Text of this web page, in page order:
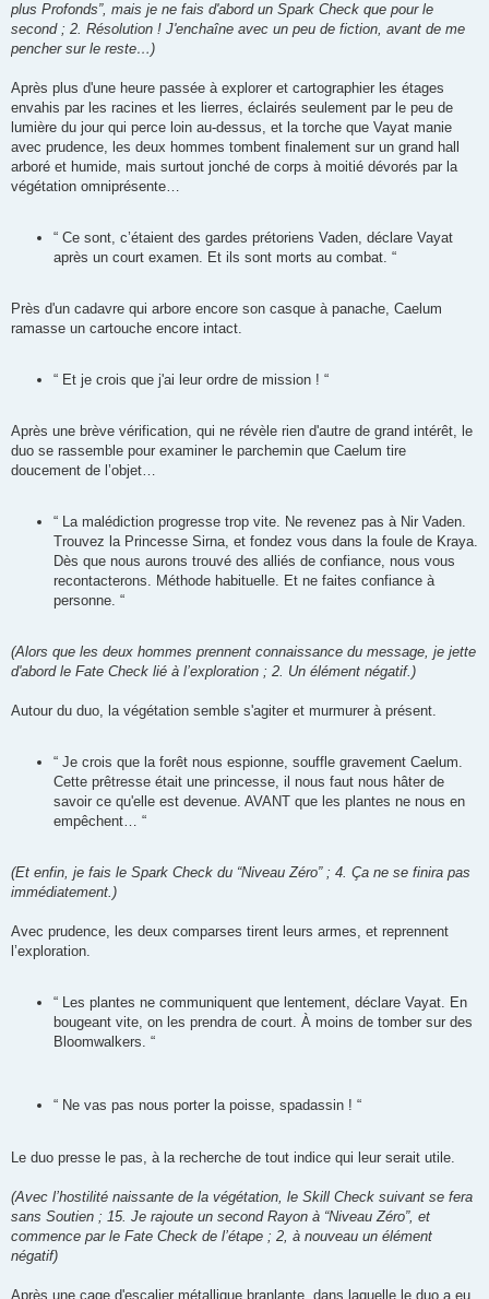
plus Profonds”, mais je ne fais d'abord un Spark Check que pour le
second ; 2. Résolution ! J'enchaîne avec un peu de fiction, avant de me
pencher sur le reste…)
Après plus d'une heure passée à explorer et cartographier les étages
envahis par les racines et les lierres, éclairés seulement par le peu de
lumière du jour qui perce loin au-dessus, et la torche que Vayat manie
avec prudence, les deux hommes tombent finalement sur un grand hall
arboré et humide, mais surtout jonché de corps à moitié dévorés par la
végétation omniprésente…
“ Ce sont, c’étaient des gardes prétoriens Vaden, déclare Vayat
après un court examen. Et ils sont morts au combat. “
Près d'un cadavre qui arbore encore son casque à panache, Caelum
ramasse un cartouche encore intact.
“ Et je crois que j'ai leur ordre de mission ! “
Après une brève vérification, qui ne révèle rien d'autre de grand intérêt, le
duo se rassemble pour examiner le parchemin que Caelum tire
doucement de l’objet…
“ La malédiction progresse trop vite. Ne revenez pas à Nir Vaden.
Trouvez la Princesse Sirna, et fondez vous dans la foule de Kraya.
Dès que nous aurons trouvé des alliés de confiance, nous vous
recontacterons. Méthode habituelle. Et ne faites confiance à
personne. “
(Alors que les deux hommes prennent connaissance du message, je jette
d'abord le Fate Check lié à l’exploration ; 2. Un élément négatif.)
Autour du duo, la végétation semble s'agiter et murmurer à présent.
“ Je crois que la forêt nous espionne, souffle gravement Caelum.
Cette prêtresse était une princesse, il nous faut nous hâter de
savoir ce qu'elle est devenue. AVANT que les plantes ne nous en
empêchent… “
(Et enfin, je fais le Spark Check du “Niveau Zéro” ; 4. Ça ne se finira pas
immédiatement.)
Avec prudence, les deux comparses tirent leurs armes, et reprennent
l’exploration.
“ Les plantes ne communiquent que lentement, déclare Vayat. En
bougeant vite, on les prendra de court. À moins de tomber sur des
Bloomwalkers. “
“ Ne vas pas nous porter la poisse, spadassin ! “
Le duo presse le pas, à la recherche de tout indice qui leur serait utile.
(Avec l’hostilité naissante de la végétation, le Skill Check suivant se fera
sans Soutien ; 15. Je rajoute un second Rayon à “Niveau Zéro”, et
commence par le Fate Check de l’étape ; 2, à nouveau un élément
négatif)
Après une cage d'escalier métallique branlante, dans laquelle le duo a eu